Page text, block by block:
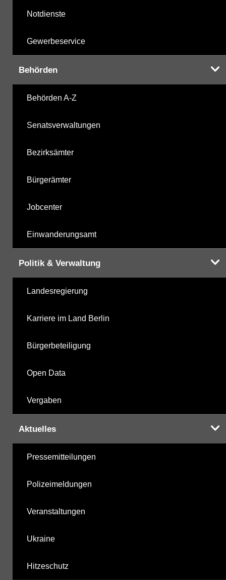
Notdienste
Gewerbeservice
Behörden
Behörden A-Z
Senatsverwaltungen
Bezirksämter
Bürgerämter
Jobcenter
Einwanderungsamt
Politik & Verwaltung
Landesregierung
Karriere im Land Berlin
Bürgerbeteiligung
Open Data
Vergaben
Aktuelles
Pressemitteilungen
Polizeimeldungen
Veranstaltungen
Ukraine
Hitzeschutz